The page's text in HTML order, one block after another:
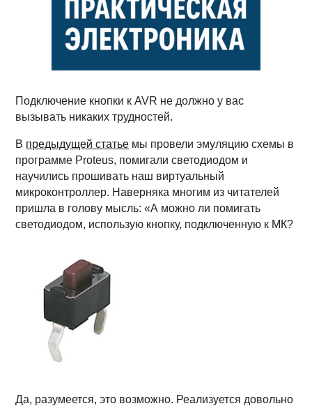
Подключение кнопки к AVR не должно у вас
вызывать никаких трудностей.
В предыдущей статье мы провели эмуляцию схемы в
программе Proteus, помигали светодиодом и
научились прошивать наш виртуальный
микроконтроллер. Наверняка многим из читателей
пришла в голову мысль: «А можно ли помигать
светодиодом, использую кнопку, подключенную к МК?
Да, разумеется, это возможно. Реализуется довольно